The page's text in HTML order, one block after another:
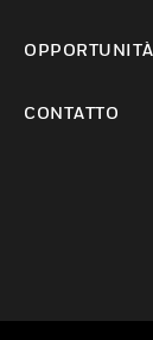
CONTATTO